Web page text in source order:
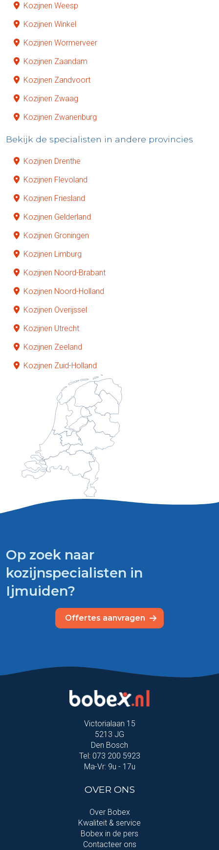
Kozijnen Weesp
Kozijnen Winkel
Kozijnen Wormerveer
Kozijnen Zaandam
Kozijnen Zandvoort
Kozijnen Zwaag
Kozijnen Zwanenburg
Bekijk de specialisten in andere provincies
Kozijnen Drenthe
Kozijnen Flevoland
Kozijnen Friesland
Kozijnen Gelderland
Kozijnen Groningen
Kozijnen Limburg
Kozijnen Noord-Brabant
Kozijnen Noord-Holland
Kozijnen Overijssel
Kozijnen Utrecht
Kozijnen Zeeland
Kozijnen Zuid-Holland
Op zoek naar
kozijnspecialisten in
Ijmuiden?
Offertes aanvragen
Victorialaan 15
5213 JG
Den Bosch
Tel: 073 200 5923
Ma-Vr: 9u - 17u
OVER ONS
Over Bobex
Kwaliteit & service
Bobex in de pers
Contacteer ons